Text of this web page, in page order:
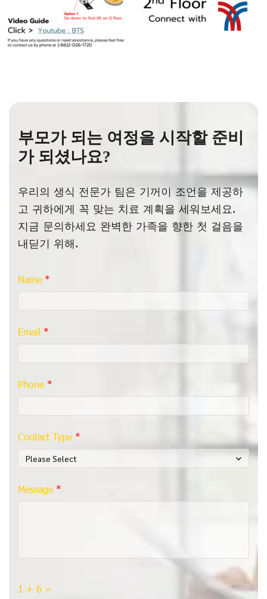
부모가 되는 여정을 시작할 준비
가 되셨나요?
우리의 생식 전문가 팀은 기꺼이 조언을 제공하
고 귀하에게 꼭 맞는 치료 계획을 세워보세요.
지금 문의하세요 완벽한 가족을 향한 첫 걸음을
내딛기 위해.
Name
Email
Phone
Contact Type
Please Select
Message
1 + 6 =